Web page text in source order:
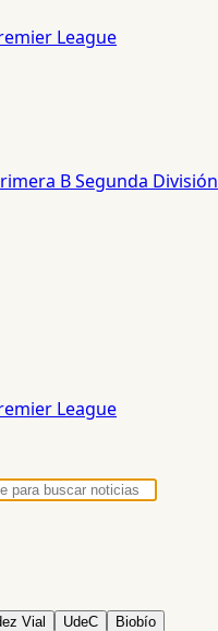
League
BSegunda División
League
Vial UdeC Biobío